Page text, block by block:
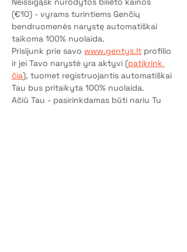
(€10) - vyrams turintiems Genčių
bendruomenės narystę automatiškai
taikoma 100% nuolaida.
Prisijunk prie savo www.gentys.lt profilio
ir jei Tavo narystė yra aktyvi (patikrink
čia), tuomet registruojantis automatiškai
Tau bus pritaikyta 100% nuolaida.
Ačiū Tau - pasirinkdamas būti nariu Tu